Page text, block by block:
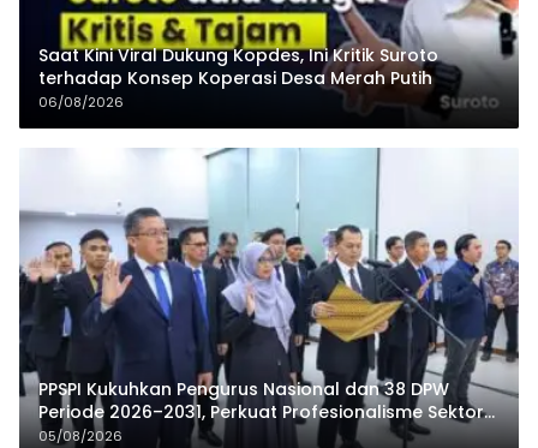
Saat Kini Viral Dukung Kopdes, Ini Kritik Suroto
terhadap Konsep Koperasi Desa Merah Putih
06/08/2026
PPSPI Kukuhkan Pengurus Nasional dan 38 DPW
Periode 2026–2031, Perkuat Profesionalisme Sektor
Publik
05/08/2026